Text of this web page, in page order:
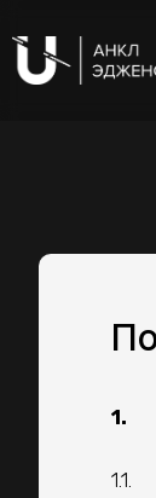
1.
1.1.